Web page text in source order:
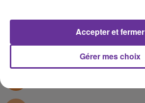
Gérer mes choix
Accepter et fermer